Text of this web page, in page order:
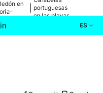
en
portuguesas
en las playas
ES